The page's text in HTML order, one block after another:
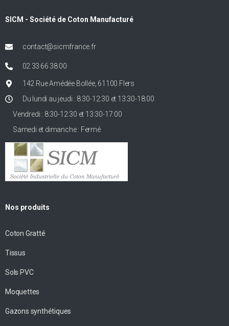
SICM - Société de Coton Manufacturé
contact@sicmfrance.fr
02 33 66 38 00
142 Rue Amédée Bollée, 61100 Flers
Du lundi au jeudi : 8:30-12:30 et 13:30-18:00
Vendredi : 8:30-12:30 et 13:30-17:00
Samedi et dimanche : Fermé
Nos produits
Coton Gratté
Tissus
Sols PVC
Moquettes
Gazons synthétiques